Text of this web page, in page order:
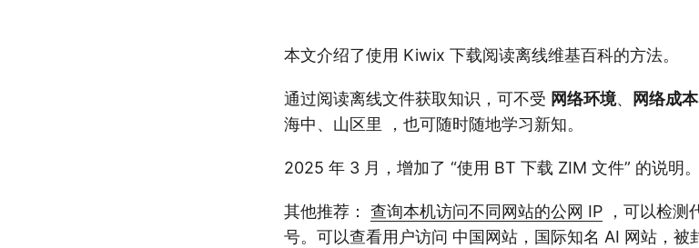
本文介绍了使用 Kiwix 下载阅读离线维基百科的方法。
通过阅读离线文件获取知识，可不受 网络环境、 网络成本
海中、山区里 ，也可随时随地学习新知。
2025 年 3 月，增加了 “使用 BT 下载 ZIM 文件” 的说明。
其他推荐： 查询本机访问不同网站的公网 IP ，可以检测
号。可以查看用户访问 中国网站，国际知名 AI 网站，被